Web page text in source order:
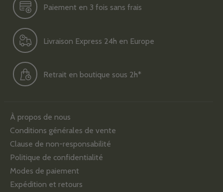
Paiement en 3 fois sans frais
Livraison Express 24h en Europe
Retrait en boutique sous 2h*
À propos de nous
Conditions générales de vente
Clause de non-responsabilité
Politique de confidentialité
Modes de paiement
Expédition et retours